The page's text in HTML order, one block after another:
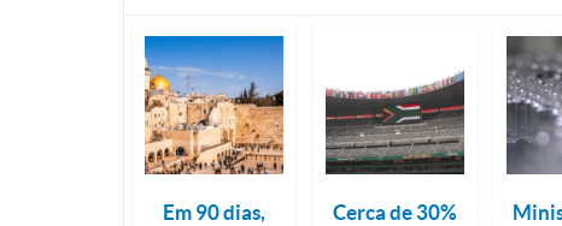
Em 90 dias,
Cerca de 30%